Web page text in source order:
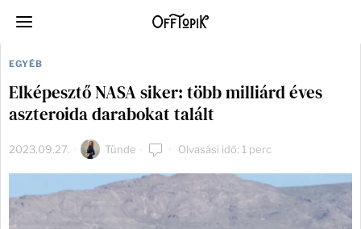
EGYÉB
Elképesztő NASA siker: több milliárd éves
aszteroida darabokat talált
2023.09.27. Tünde Olvasási idő: 1 perc